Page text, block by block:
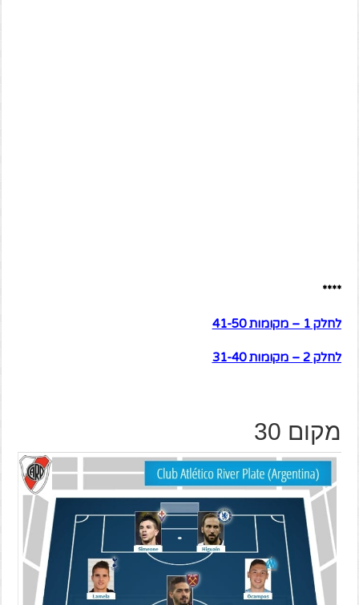
****
לחלק 1 – מקומות 41-50
לחלק 2 – מקומות 31-40
מקום 30